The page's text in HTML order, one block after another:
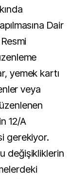
Dair
yemek kartı
veya
12/A
gerekiyor.
değişikliklerin